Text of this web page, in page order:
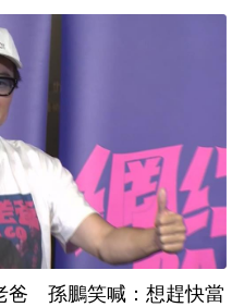
爸 孫鵬笑喊：想趕快當